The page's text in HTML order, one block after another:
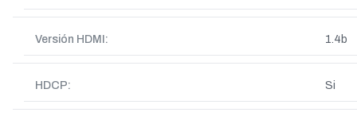
Versión HDMI: 1.4b
HDCP: Si